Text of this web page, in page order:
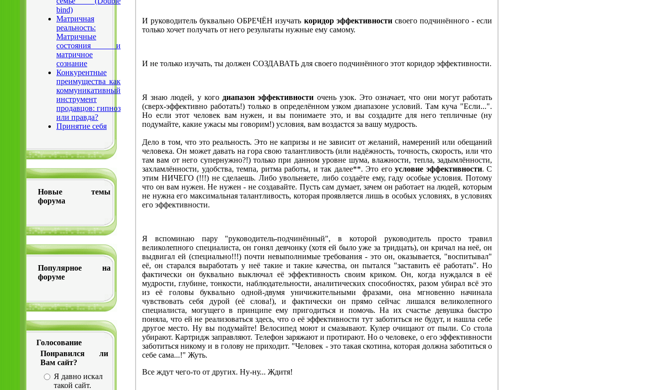
bind)
Матричная
реальность:
Матричные
состояния и
матричное
сознание
Конкурентные
преимущества как
коммуникативный
инструмент
продавцов: гипноз
или правда?
Принятие себя
Новые темы
форума
Популярное на
форуме
Голосование
Понравился ли
Вам сайт?
Я давно искал
такой сайт.
И руководитель буквально ОБРЕЧЁН изучать коридор эффективностисвоего подчинённого - если
только хочет получать от него результаты нужные ему самому.
И не только изучать, ты должен СОЗДАВАТЬ для своего подчинённого этот коридор эффективности.
Я знаю людей, у кого диапазон эффективности очень узок. Это означает, что они могут работать
(сверх-эффективно работать!) только в определённом узком диапазоне условий. Там куча "Если...".
Но если этот человек вам нужен, и вы понимаете это, и вы создадите для него тепличные (ну
подумайте, какие ужасы мы говорим!) условия, вам воздастся за вашу мудрость.
Дело в том, что это реальность. Это не капризы и не зависит от желаний, намерений или обещаний
человека. Он может давать на гора свою талантливость (или надёжность, точность, скорость, или что
там вам от него супернужно?!) только при данном уровне шума, влажности, тепла, задымлённости,
захламлённости, удобства, темпа, ритма работы, и так далее**. Это его условие эффективности. С
этим НИЧЕГО (!!!) не сделаешь. Либо увольняете, либо создаёте ему, гаду особые условия. Потому
что он вам нужен. Не нужен - не создавайте. Пусть сам думает, зачем он работает на людей, которым
не нужна его максимальная талантливость, которая проявляется лишь в особых условиях, в условиях
его эффективности.
Я вспоминаю пару "руководитель-подчинённый", в которой руководитель просто травил
великолепного специалиста, он гонял девчонку (хотя ей было уже за тридцать), он кричал на неё, он
выдвигал ей (специально!!!) почти невыполнимые требования - это он, оказывается, "воспитывал"
её, он старался выработать у неё такие и такие качества, он пытался "заставить её работать". Но
фактически он буквально выключал её эффективность своим криком. Он, когда нуждался в её
мудрости, глубине, тонкости, наблюдательности, аналитических способностях, разом убирал всё это
из её головы буквально одной-двумя уничижительными фразами, она мгновенно начинала
чувствовать себя дурой (её слова!), и фактически он прямо сейчас лишался великолепного
специалиста, могущего в принципе ему пригодиться и помочь. На их счастье девушка быстро
поняла, что ей не реализоваться здесь, что о её эффективности тут заботиться не будут, и нашла себе
другое место. Ну вы подумайте! Велосипед моют и смазывают. Кулер очищают от пыли. Со стола
убирают. Картридж заправляют. Телефон заряжают и протирают. Но о человеке, о его эффективности
заботиться никому и в голову не приходит. "Человек - это такая скотина, которая должна заботиться о
себе сама...!" Жуть.
Все ждут чего-то от других. Ну-ну... Ждитя!